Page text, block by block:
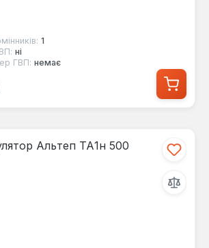
1
ні
ГВП: немає